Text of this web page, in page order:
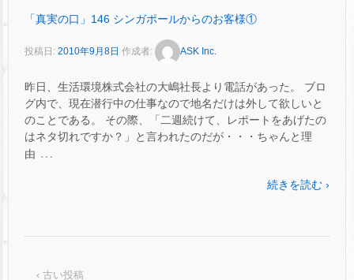
「真実の口」146 シンガポールからのお客様①
投稿日: 2010年9月8日 作成者: ASK Inc.
昨日、生活環境株式会社の大嶋社長より電話があった。 ブロ
グ内で、現在潜行中の仕事なので地名だけは外して欲しいと
のことである。 その際、「二週続けて、レポートをあげたの
はネタ切れですか？」と言われたのだが・・・ちゃんと理
由 …
続きを読む ›
‹ 古い投稿